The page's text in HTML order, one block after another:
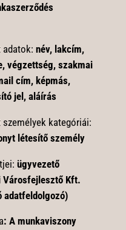
adatok: név, lakcím,
végzettség, szakmai
cím, képmás,
jel, aláírás
kategóriái:
létesítő személy
ügyvezető
Városfejlesztő Kft.
adatfeldolgozó)
: A munkaviszony